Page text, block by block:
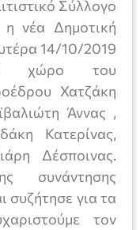
Σύλλογο
νέα Δημοτική
14/10/2019
χώρο του
Χατζάκη
Άννας ,
Κατερίνας,
Δέσποινας.
συνάντησης
συζήτησε για τα
τον